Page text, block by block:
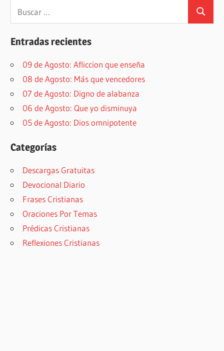
Buscar
Entradas recientes
09 de Agosto: Afliccion que enseña
08 de Agosto: Más que vencedores
07 de Agosto: Digno de alabanza
06 de Agosto: Que yo disminuya
05 de Agosto: Dios omnipotente
Categorías
Descargas Gratuitas
Devocional Diario
Frases Cristianas
Oraciones Por Temas
Prédicas Cristianas
Reflexiones Cristianas